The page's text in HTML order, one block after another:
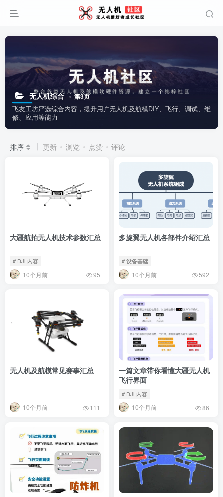
无人机综合 第3页
飞友工坊严选综合内容，提升用户无人机及航模DIY、飞行、调试、维
修、应用等能力
排序 更新 浏览 点赞 评论
大疆航拍无人机技术参数汇总
# DJL内容
10个月前 95
多旋翼无人机各部件介绍汇总
# 设备基础
10个月前 592
无人机及航模常见赛事汇总
10个月前 111
一篇文章带你看懂大疆无人机
飞行界面
# DJL内容
10个月前 86